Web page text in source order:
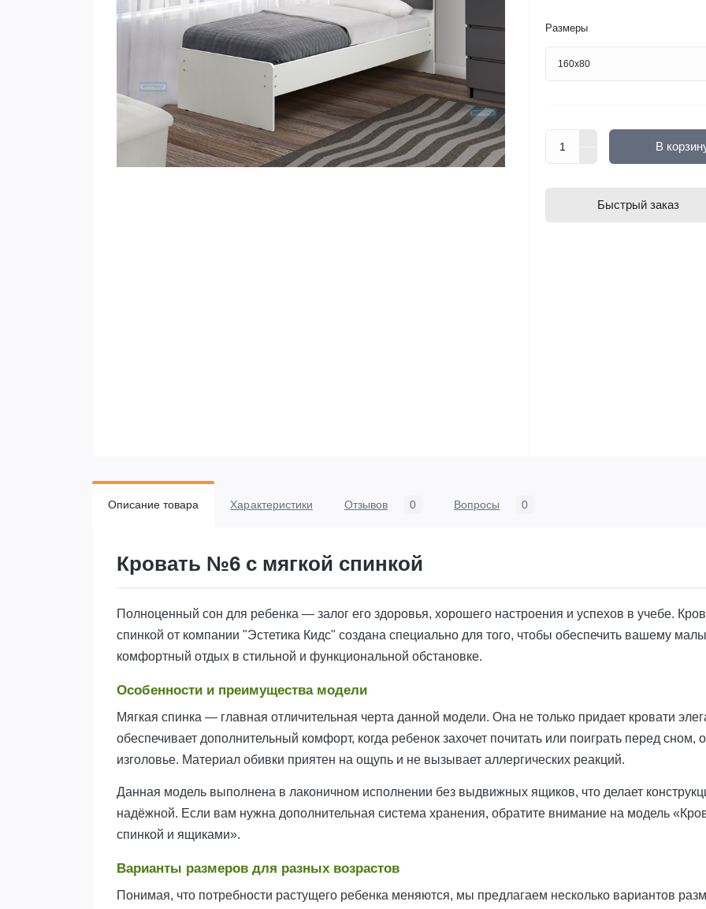
Размеры
В
Быстрый заказ
Описание товара Характеристики Отзывов 0 Вопросы 0
Кровать №6 с мягкой спинкой
Полноценный сон для ребенка — залог его здоровья, хорошего настроения и успехов в учебе.
спинкой от компании "Эстетика Кидс" создана специально для того, чтобы обеспечить вашему
комфортный отдых в стильной и функциональной обстановке.
Особенности и преимущества модели
Мягкая спинка — главная отличительная черта данной модели. Она не только придает кровати
обеспечивает дополнительный комфорт, когда ребенок захочет почитать или поиграть перед сном,
изголовье. Материал обивки приятен на ощупь и не вызывает аллергических реакций.
Данная модель выполнена в лаконичном исполнении без выдвижных ящиков, что делает
надёжной. Если вам нужна дополнительная система хранения, обратите внимание на модель
спинкой и ящиками».
Варианты размеров для разных возрастов
Понимая, что потребности растущего ребенка меняются, мы предлагаем несколько вариантов